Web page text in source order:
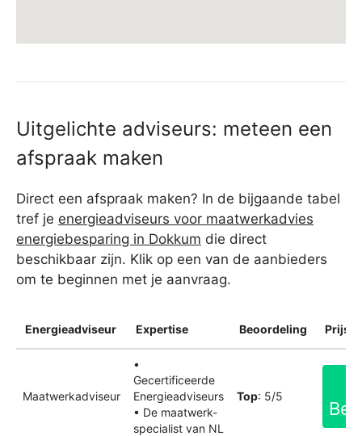
Uitgelichte adviseurs: meteen een
afspraak maken
Direct een afspraak maken? In de bijgaande tabel
tref je energieadviseurs voor maatwerkadvies
energiebesparing in Dokkum die direct
beschikbaar zijn. Klik op een van de aanbieders
om te beginnen met je aanvraag.
Energieadviseur Expertise Beoordeling
Maatwerkadviseur
•
Gecertificeerde
Energieadviseurs
• De maatwerk-
specialist van NL
Top: 5/5